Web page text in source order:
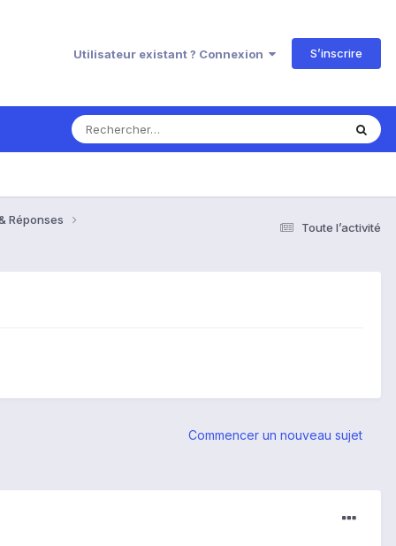
Utilisateur existant ? Connexion S’inscrire
Toute l’activité
Réponses
Commencer un nouveau sujet